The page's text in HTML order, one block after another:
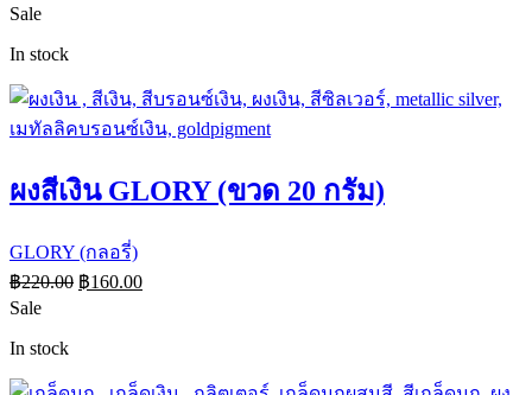
Sale
In stock
ผงสีเงิน GLORY (ขวด 20 กรัม)
GLORY (กลอรี่)
฿220.00 ฿160.00
Sale
In stock